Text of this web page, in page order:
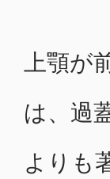
上顎が
は、過
よりも